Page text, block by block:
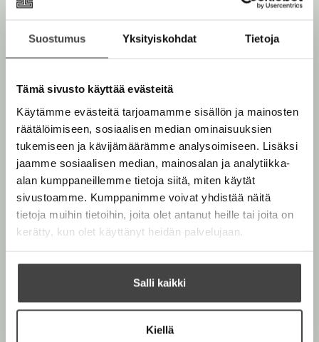
Suostumus Yksityiskohdat Tietoja
Tämä sivusto käyttää evästeitä
Käytämme evästeitä tarjoamamme sisällön ja mainosten
räätälöimiseen, sosiaalisen median ominaisuuksien
tukemiseen ja kävijämäärämme analysoimiseen. Lisäksi
jaamme sosiaalisen median, mainosalan ja analytiikka-
alan kumppaneillemme tietoja siitä, miten käytät
sivustoamme. Kumppanimme voivat yhdistää näitä
tietoja muihin tietoihin, joita olet antanut heille tai joita on
kerätty, kun olet käyttänyt heidän palvelujaan.
Salli kaikki
Kiellä
e
t
e
n
e
e
n
l
l
e
t
e
e
n
n